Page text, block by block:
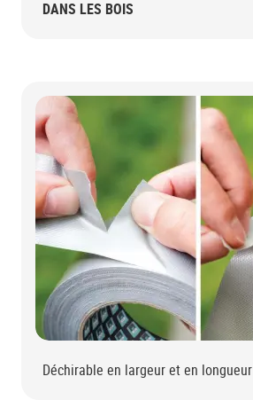
DANS LES BOIS
Déchirable en largeur et en longueur